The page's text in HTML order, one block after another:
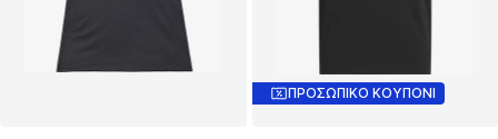
ΠΡΟΣΩΠΙΚΟ ΚΟΥΠΟΝΙ